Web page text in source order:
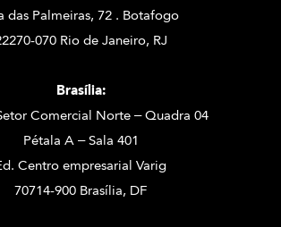
das Palmeiras, 72 . Botafogo
070 Rio de Janeiro, RJ
Brasília:
Comercial Norte – Quadra 04
Pétala A – Sala 401
Centro empresarial Varig
70714-900 Brasília, DF